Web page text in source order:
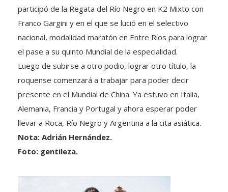
participó de la Regata del Río Negro en K2 Mixto con
Franco Gargini y en el que se lució en el selectivo
nacional, modalidad maratón en Entre Ríos para lograr
el pase a su quinto Mundial de la especialidad.
Luego de subirse a otro podio, lograr otro título, la
roquense comenzará a trabajar para poder decir
presente en el Mundial de China. Ya estuvo en Italia,
Alemania, Francia y Portugal y ahora esperar poder
llevar a Roca, Río Negro y Argentina a la cita asiática.
Nota: Adrián Hernández.
Foto: gentileza.